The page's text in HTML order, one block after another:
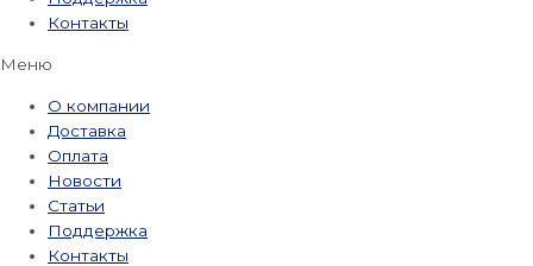
Контакты
Меню
О компании
Доставка
Оплата
Новости
Статьи
Поддержка
Контакты